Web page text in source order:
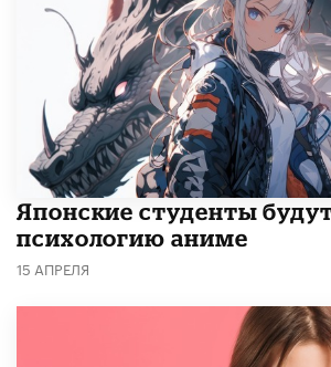
Японские студенты
психологию аниме
15 АПРЕЛЯ